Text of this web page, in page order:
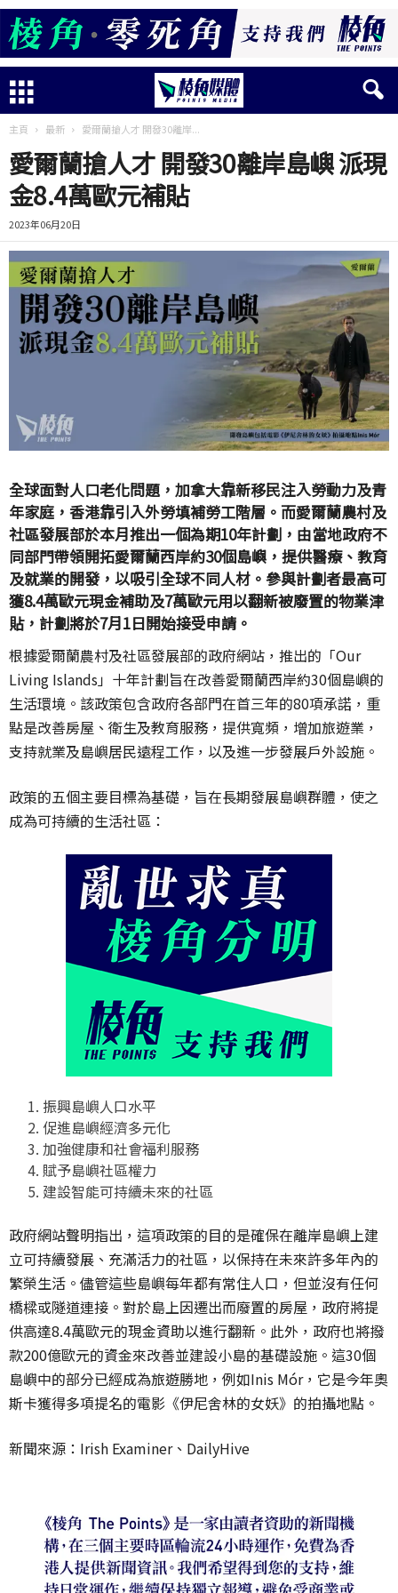
主頁 最新 愛爾蘭搶人才 開發30離岸...
愛爾蘭搶人才 開發30離岸島嶼 派現
金8.4萬歐元補貼
2023年06月20日
全球面對人口老化問題，加拿大靠新移民注入勞動力及青
年家庭，香港靠引入外勞填補勞工階層。而愛爾蘭農村及
社區發展部於本月推出一個為期10年計劃，由當地政府不
同部門帶領開拓愛爾蘭西岸約30個島嶼，提供醫療、教育
及就業的開發，以吸引全球不同人材。參與計劃者最高可
獲8.4萬歐元現金補助及7萬歐元用以翻新被廢置的物業津
貼，計劃將於7月1日開始接受申請。
根據愛爾蘭農村及社區發展部的政府網站，推出的「Our
Living Islands」十年計劃旨在改善愛爾蘭西岸約30個島嶼的
生活環境。該政策包含政府各部門在首三年的80項承諾，重
點是改善房屋、衛生及教育服務，提供寬頻，增加旅遊業，
支持就業及島嶼居民遠程工作，以及進一步發展戶外設施。
政策的五個主要目標為基礎，旨在長期發展島嶼群體，使之
成為可持續的生活社區：
振興島嶼人口水平
促進島嶼經濟多元化
加強健康和社會福利服務
賦予島嶼社區權力
建設智能可持續未來的社區
政府網站聲明指出，這項政策的目的是確保在離岸島嶼上建
立可持續發展、充滿活力的社區，以保持在未來許多年內的
繁榮生活。儘管這些島嶼每年都有常住人口，但並沒有任何
橋樑或隧道連接。對於島上因遷出而廢置的房屋，政府將提
供高達8.4萬歐元的現金資助以進行翻新。此外，政府也將撥
款200億歐元的資金來改善並建設小島的基礎設施。這30個
島嶼中的部分已經成為旅遊勝地，例如Inis Mór，它是今年奧
斯卡獲得多項提名的電影《伊尼舍林的女妖》的拍攝地點。
新聞來源： Irish Examiner、 DailyHive